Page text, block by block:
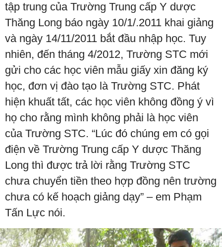
tập trung của Trường Trung cấp Y dược
Thăng Long báo ngày 10/1/.2011 khai giảng
và ngày 14/11/2011 bắt đầu nhập học. Tuy
nhiên, đến tháng 4/2012, Trường STC mới
gửi cho các học viên mẫu giấy xin đăng ký
học, đơn vị đào tạo là Trường STC. Phát
hiện khuất tất, các học viên không đồng ý vì
họ cho rằng mình không phải là học viên
của Trường STC. “Lúc đó chúng em có gọi
điện về Trường Trung cấp Y dược Thăng
Long thì được trả lời rằng Trường STC
chưa chuyển tiền theo hợp đồng nên trường
chưa có kế hoạch giảng dạy” – em Phạm
Tấn Lực nói.